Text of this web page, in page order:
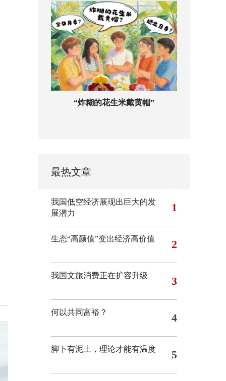
“炸糊的花生米戴黄帽”
最热文章
我国低空经济展现出巨大的发
展潜力
1
生态“高颜值”变出经济高价值 2
我国文旅消费正在扩容升级 3
何以共同富裕？ 4
脚下有泥土，理论才能有温度 5